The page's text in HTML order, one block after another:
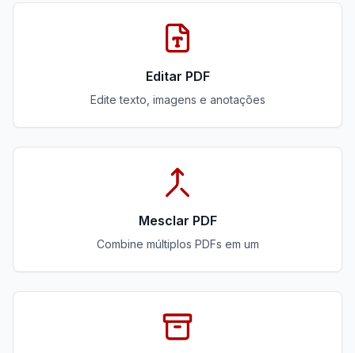
Editar PDF
Edite texto, imagens e anotações
Mesclar PDF
Combine múltiplos PDFs em um